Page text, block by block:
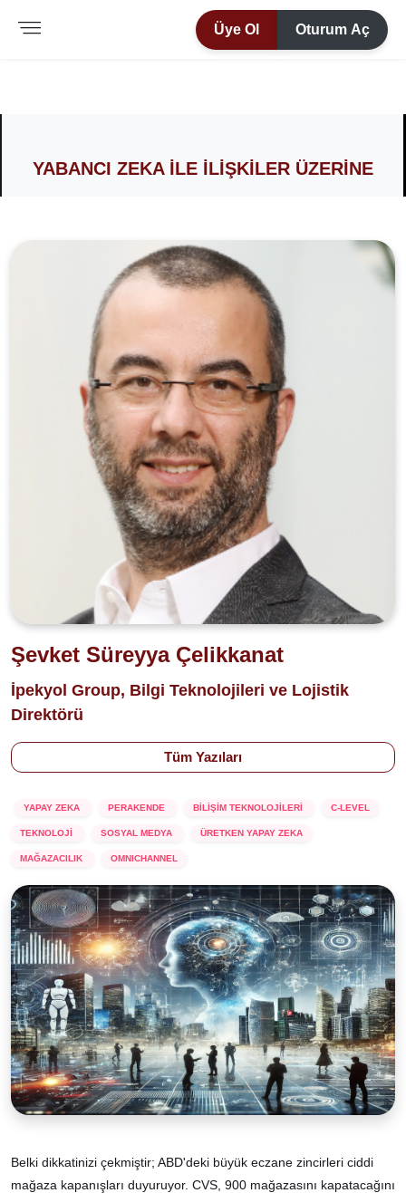
Üye Ol Oturum Aç
YABANCI ZEKA ILE İLIŞKILER ÜZERINE
Şevket Süreyya Çelikkanat
İpekyol Group, Bilgi Teknolojileri ve Lojistik
Direktörü
Tüm Yazıları
YAPAY ZEKA PERAKENDE BİLİŞİM TEKNOLOJİLERİ C-LEVEL
TEKNOLOJİ SOSYAL MEDYA ÜRETKEN YAPAY ZEKA
MAĞAZACILIK OMNICHANNEL
Belki dikkatinizi çekmiştir; ABD'deki büyük eczane zincirleri ciddi
mağaza kapanışları duyuruyor. CVS, 900 mağazasını kapatacağını